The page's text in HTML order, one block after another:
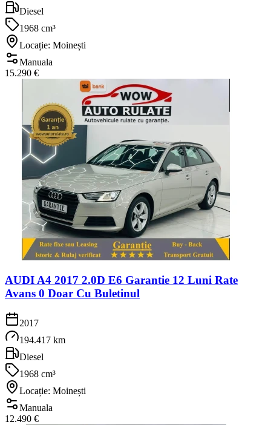
Diesel
1968 cm³
Locație: Moinești
Manuala
15.290 €
AUDI A4 2017 2.0D E6 Garantie 12 Luni Rate
Avans 0 Doar Cu Buletinul
2017
194.417 km
Diesel
1968 cm³
Locație: Moinești
Manuala
12.490 €